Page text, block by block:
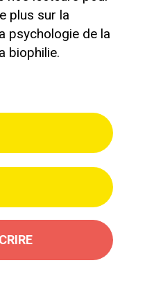
plus sur la
psychologie de la
biophilie.